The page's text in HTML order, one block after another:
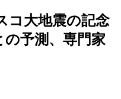
コ大地震の記念
の予測、専門家